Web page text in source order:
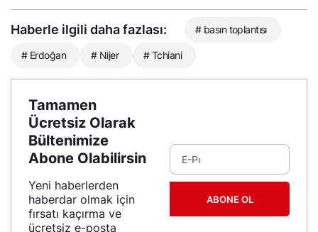
Haberle ilgili daha fazlası: # basın toplantısı
# Erdoğan # Nijer # Tchiani
Tamamen
Ücretsiz Olarak
Bültenimize
Abone Olabilirsin
Yeni haberlerden
haberdar olmak için
fırsatı kaçırma ve
ücretsiz e-posta
ABONE OL